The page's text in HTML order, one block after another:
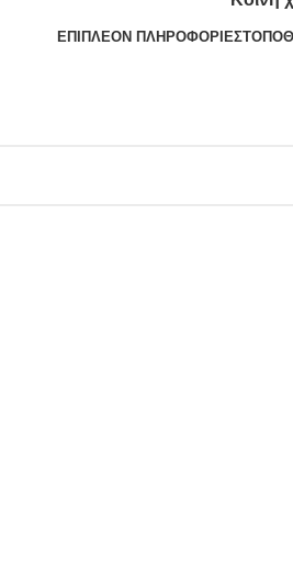
ΕΠΙΠΛΈΟΝ ΠΛΗΡΟΦΟΡΊΕΣ